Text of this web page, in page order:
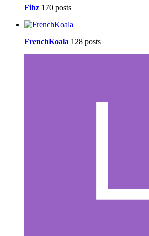
Fibz 170 posts
FrenchKoala 128 posts